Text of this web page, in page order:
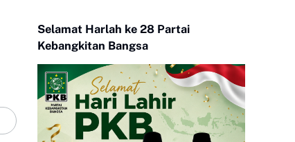
Selamat Harlah ke 28 Partai
Kebangkitan Bangsa